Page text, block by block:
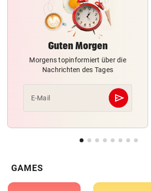
Guten Morgen
Morgens topinformiert über die
Nachrichten des Tages
E-Mail send
Abschicken
GAMES